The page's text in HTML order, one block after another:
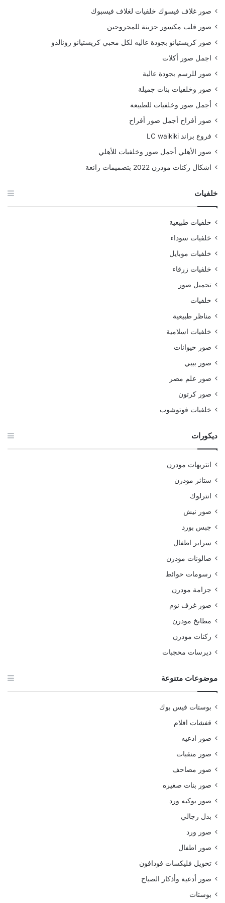
صور غلاف فيسوك خلفيات لغلاف فيسبوك
صور قلب مكسور حزينة للمجروحين
صور كريستيانو بجودة عاليه لكل محبي كريستيانو رونالدو
اجمل صور أكلات
صور للرسم بجودة عالية
صور وخلفيات بنات جميلة
أجمل صور وخلفيات للطبيعة
صور أفراح أجمل صور أفراح
فروع براند LC waikiki
صور الأهلي أجمل صور وخلفيات للأهلي
اشكال ركنات مودرن 2022 بتصميمات رائعة
خلفيات
خلفيات طبيعية
خلفيات سوداء
خلفيات موبايل
خلفيات زرقاء
تحميل صور
خلفيات
مناظر طبيعية
خلفيات اسلامية
صور حيوانات
صور بيبي
صور علم مصر
صور كرتون
خلفيات فوتوشوب
ديكورات
انتريهات مودرن
ستائر مودرن
انترلوك
صور نيش
جبس بورد
سراير اطفال
صالونات مودرن
رسومات حوائط
جزامة مودرن
صور غرف نوم
مطابخ مودرن
ركنات مودرن
ديرسات محجبات
موضوعات متنوعة
بوستات فيس بوك
قفشات افلام
صور ادعيه
صور منقبات
صور مصاحف
صور بنات صغيره
صور بوكيه ورد
بدل رجالي
صور ورد
صور اطفال
تحويل فليكسات فودافون
صور أدعية وأذكار الصباح
بوستات